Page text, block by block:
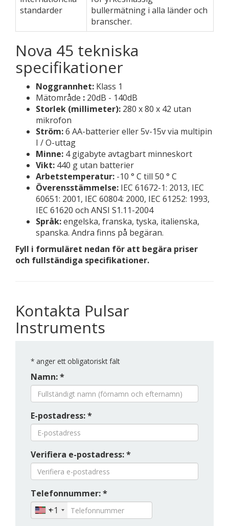
standarder
bullermätning i alla länder och
branscher.
Nova 45 tekniska
specifikationer
Noggrannhet: Klass 1
Mätområde : 20dB - 140dB
Storlek (millimeter): 280 x 80 x 42 utan
mikrofon
Ström:6 AA-batterier eller 5v-15v via multipin
I / O-uttag
Minne: 4 gigabyte avtagbart minneskort
Vikt: 440 g utan batterier
Arbetstemperatur: -10 ° C till 50 ° C
Överensstämmelse: IEC 61672-1: 2013, IEC
60651: 2001, IEC 60804: 2000, IEC 61252: 1993,
IEC 61620 och ANSI S1.11-2004
Språk:engelska, franska, tyska, italienska,
spanska. Andra finns på begäran.
Fyll i formuläret nedan för att begära priser
och fullständiga specifikationer.
Kontakta Pulsar
Instruments
* anger ett obligatoriskt fält
Namn: *
E-postadress: *
Verifiera e-postadress: *
Telefonnummer: *
+1